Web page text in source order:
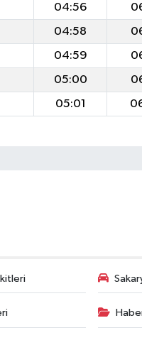
04:56
04:58
04:59
05:00
05:01